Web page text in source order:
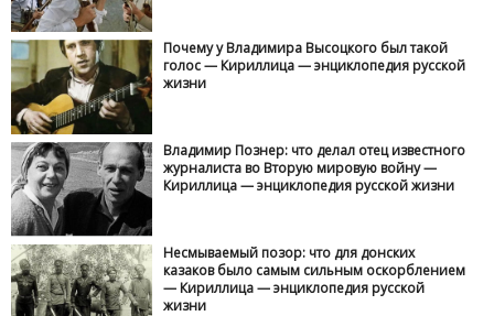
Почему у Владимира Высоцкого был такой
голос — Кириллица — энциклопедия русской
жизни
Владимир Познер: что делал отец известного
журналиста во Вторую мировую войну —
Кириллица — энциклопедия русской жизни
Несмываемый позор: что для донских
казаков было самым сильным оскорблением
— Кириллица — энциклопедия русской
жизни